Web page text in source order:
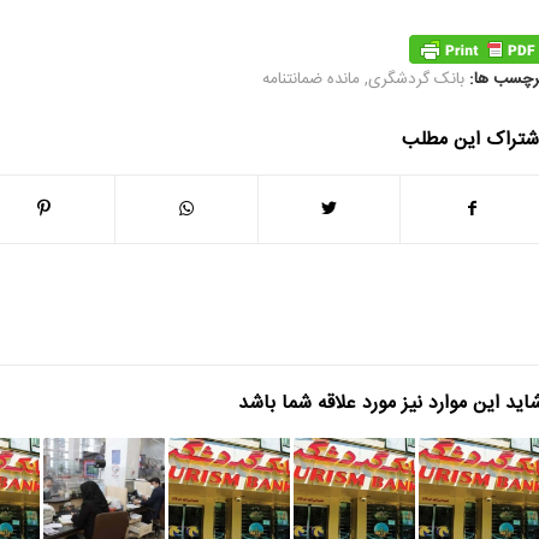
ها: بانک گردشگری, مانده ضمانتنامه
این مطلب
این موارد نیز مورد علاقه شما باشد